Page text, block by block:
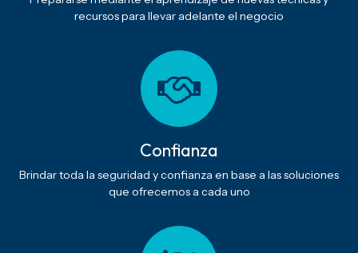
recursos para llevar adelante el negocio
Confianza
Brindar toda la seguridad y confianza en base a las soluciones
que ofrecemos a cada uno